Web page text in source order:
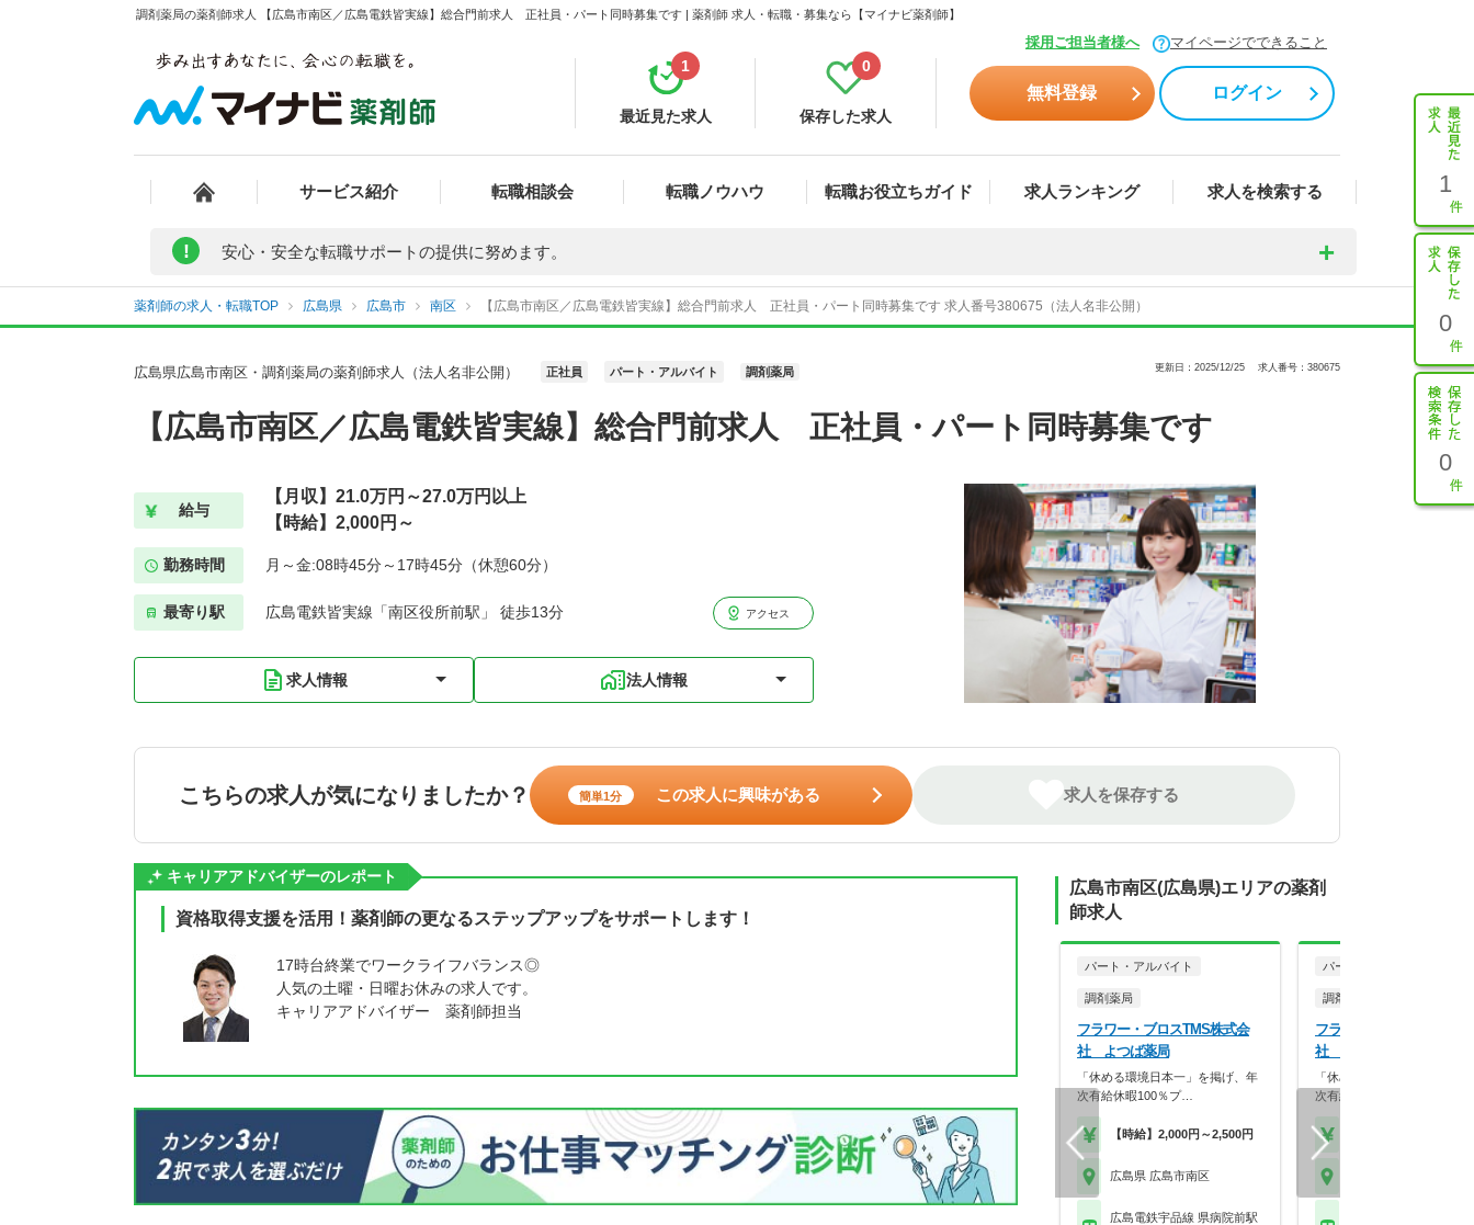
調剤薬局の薬剤師求人 【広島市南区／広島電鉄皆実線】総合門前求人 正社員・パート同時募集です | 薬剤師 求人・転職・募集なら【マイナビ薬剤師】
採用ご担当者様へ マイページでできること
最近見た求人
1
保存した求人
0
無料登録 ログイン
サービス紹介 転職相談会 転職ノウハウ 転職お役立ちガイド 求人ランキング 求人を検索する 1
0
0
! 安心・安全な転職サポートの提供に努めます。
薬剤師の求人・転職TOP 広島県 広島市 南区 【広島市南区／広島電鉄皆実線】総合門前求人 正社員・パート同時募集です 求人番号380675（法人名非公開）
広島県広島市南区・調剤薬局の薬剤師求人（法人名非公開） 正社員 パート・アルバイト 調剤薬局 更新日：2025/12/25 求人番号：380675
【広島市南区／広島電鉄皆実線】総合門前求人 正社員・パート同時募集です
給与
【月収】21.0万円～27.0万円以上
【時給】2,000円～
勤務時間 月～金:08時45分～17時45分（休憩60分）
最寄り駅 広島電鉄皆実線「南区役所前駅」 徒歩13分 アクセス
求人情報 法人情報
こちらの求人が気になりましたか？ 簡単1分 この求人に興味がある 求人を保存する
キャリアアドバイザーのレポート
資格取得支援を活用！薬剤師の更なるステップアップをサポートします！
17時台終業でワークライフバランス◎
人気の土曜・日曜お休みの求人です。
キャリアアドバイザー 薬剤師担当
広島市南区(広島県)エリアの薬剤
師求人
パート・アルバイト
調剤薬局
フラワー・ブロスTMS株式会
社 よつば薬局
「休める環境日本一」を掲げ、年
次有給休暇100％プ…
【時給】2,000円～2,500円
広島県 広島市南区
広島電鉄宇品線 県病院前駅
パート・アルバイト
調剤薬局
フラワー・ブロスTMS株
社 カンナ薬局
「休める環境日本一」を掲
次有給休暇100％プ…